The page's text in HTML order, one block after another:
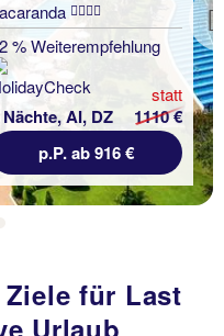
% Weiterempfehlung
AI, DZ
statt
1110 €
p.P. ab 916 €
für Last